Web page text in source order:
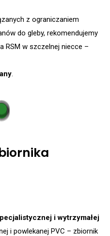
z ograniczaniem
do gleby, rekomendujemy
RSM w szczelnej niecce –
.
i wytrzymałej
i powlekanej PVC – zbiornik